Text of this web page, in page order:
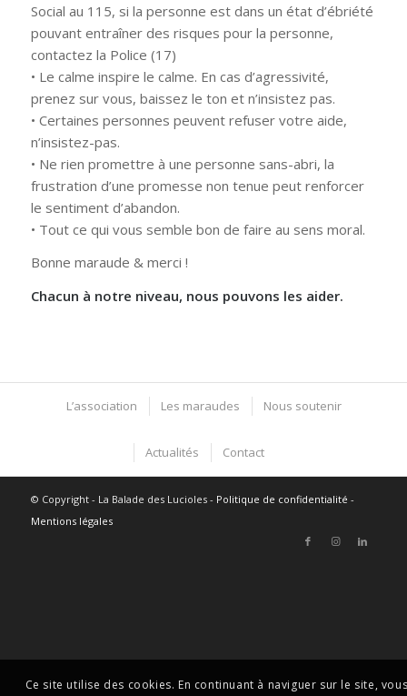
Social au 115, si la personne est dans un état d’ébriété
pouvant entraîner des risques pour la personne,
contactez la Police (17)
• Le calme inspire le calme. En cas d’agressivité,
prenez sur vous, baissez le ton et n’insistez pas.
• Certaines personnes peuvent refuser votre aide,
n’insistez-pas.
• Ne rien promettre à une personne sans-abri, la
frustration d’une promesse non tenue peut renforcer
le sentiment d’abandon.
• Tout ce qui vous semble bon de faire au sens moral.
Bonne maraude & merci !
Chacun à notre niveau, nous pouvons les aider.
L’association Les maraudes Nous soutenir
Actualités Contact
© Copyright - La Balade des Lucioles - Politique de confidentialité -
Mentions légales
Ce site utilise des cookies. En continuant à naviguer sur le site,